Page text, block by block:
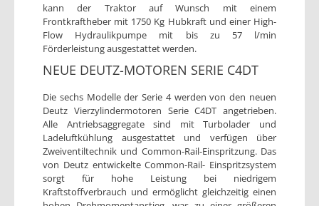
kann der Traktor auf Wunsch mit einem
Frontkraftheber mit 1750 Kg Hubkraft und einer High-
Flow Hydraulikpumpe mit bis zu 57 l/min
Förderleistung ausgestattet werden.
NEUE DEUTZ-MOTOREN SERIE C4DT
Die sechs Modelle der Serie 4 werden von den neuen
Deutz Vierzylindermotoren Serie C4DT angetrieben.
Alle Antriebsaggregate sind mit Turbolader und
Ladeluftkühlung ausgestattet und verfügen über
Zweiventiltechnik und Common-Rail-Einspritzung. Das
von Deutz entwickelte Common-Rail- Einspritzsystem
sorgt für hohe Leistung bei niedrigem
Kraftstoffverbrauch und ermöglicht gleichzeitig einen